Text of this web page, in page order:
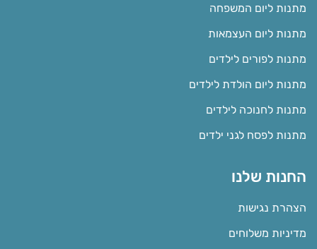
מתנות ליום המשפחה
מתנות ליום העצמאות
מתנות לפורים לילדים
מתנות ליום הולדת לילדים
מתנות לחנוכה לילדים
מתנות לפסח לגני ילדים
החנות שלנו
הצהרת נגישות
מדיניות משלוחים